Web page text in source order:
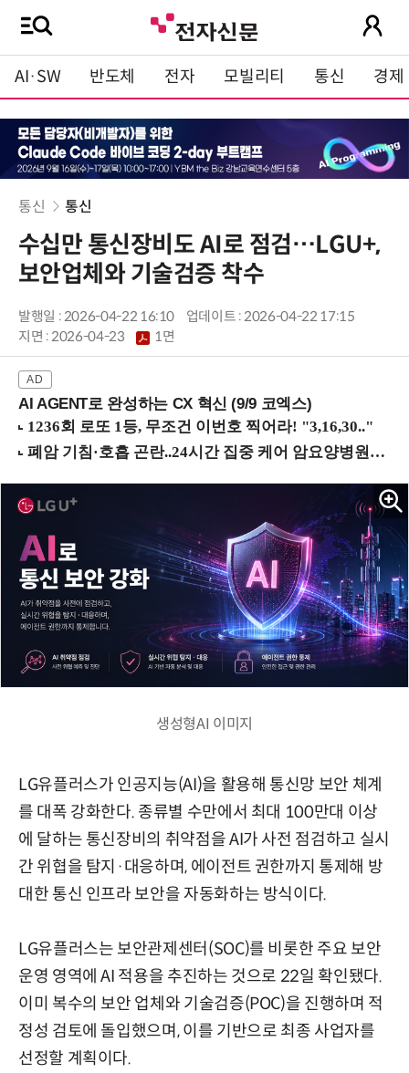
AI·SW 반도체 전자 모빌리티 통신 경제
통신 통신
수십만 통신장비도 AI로 점검…LGU+,
보안업체와 기술검증 착수
발행일 : 2026-04-22 16:10
업데이트 : 2026-04-22 17:15
지면 :2026-04-23 1면
AI AGENT로 완성하는 CX 혁신 (9/9 코엑스)
생성형AI 이미지
LG유플러스가 인공지능(AI)을 활용해 통신망 보안 체계
를 대폭 강화한다. 종류별 수만에서 최대 100만대 이상
에 달하는 통신장비의 취약점을 AI가 사전 점검하고 실시
간 위협을 탐지·대응하며, 에이전트 권한까지 통제해 방
대한 통신 인프라 보안을 자동화하는 방식이다.
LG유플러스는 보안관제센터(SOC)를 비롯한 주요 보안
운영 영역에 AI 적용을 추진하는 것으로 22일 확인됐다.
이미 복수의 보안 업체와 기술검증(POC)을 진행하며 적
정성 검토에 돌입했으며, 이를 기반으로 최종 사업자를
선정할 계획이다.